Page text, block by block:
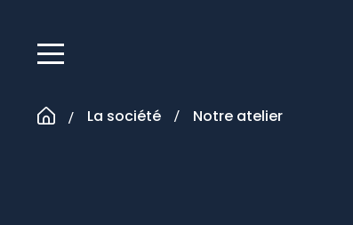
contenu
La société Notre atelier